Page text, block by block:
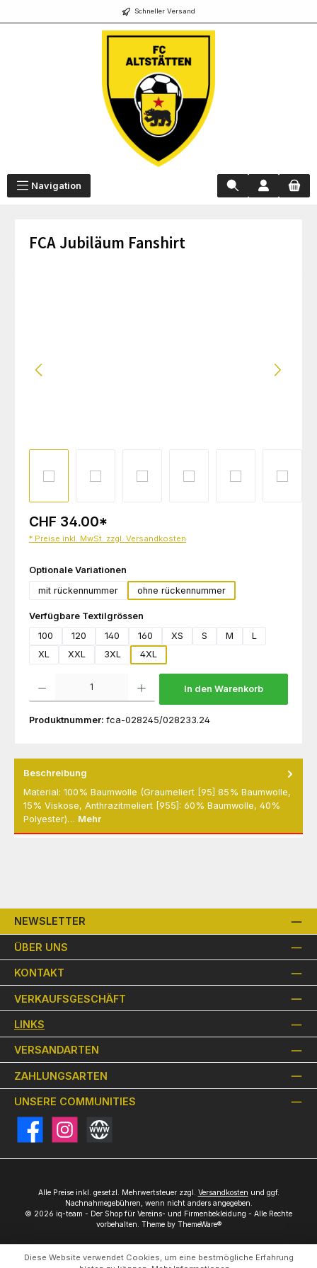
Schneller Versand
Navigation
FCA Jubiläum Fanshirt
CHF 34.00*
* Preise inkl. MwSt. zzgl. Versandkosten
Optionale Variationen
mit rückennummer
ohne rückennummer
Verfügbare Textilgrössen
100
120 140 160 XS S M
L
XL
XXL 3XL 4XL
In den Warenkorb
Produktnummer: fca-028245/028233.24
Beschreibung
Material: 100% Baumwolle (Graumeliert [95] 85% Baumwolle,
15% Viskose, Anthrazitmeliert [955]: 60% Baumwolle, 40%
Polyester)… Mehr
NEWSLETTER
ÜBER UNS
KONTAKT
VERKAUFSGESCHÄFT
LINKS
VERSANDARTEN
ZAHLUNGSARTEN
UNSERE COMMUNITIES
FacebookInstagramWebsite
Alle Preise inkl. gesetzl. Mehrwertsteuer zzgl. Versandkosten und ggf.
Nachnahmegebühren, wenn nicht anders angegeben.
© 2026 iq-team - Der Shop für Vereins- und Firmenbekleidung - Alle Rechte
vorbehalten. Theme by ThemeWare®
Diese Website verwendet Cookies, um eine bestmögliche Erfahrung